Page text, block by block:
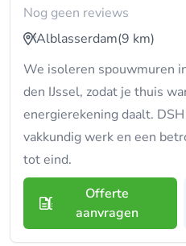
Nog geen reviews
Alblasserdam(9 km)
We isoleren spouwmuren
den IJssel, zodat je thuis
energierekening daalt.
vakkundig werk en een
tot eind.
Offerte
aanvragen